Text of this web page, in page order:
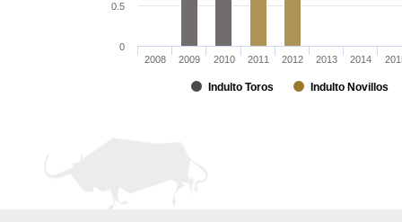
Indulto Toros Indulto Novillos
2008 2009 2010 2011 2012 2013 2014
0
0.5